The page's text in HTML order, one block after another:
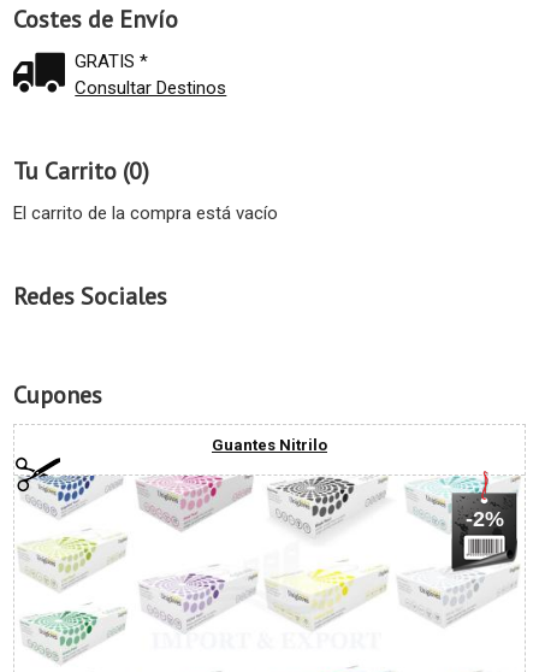
Costes de Envío
GRATIS *
Consultar Destinos
Tu Carrito (0)
El carrito de la compra está vacío
Redes Sociales
Cupones
Guantes Nitrilo
-2%